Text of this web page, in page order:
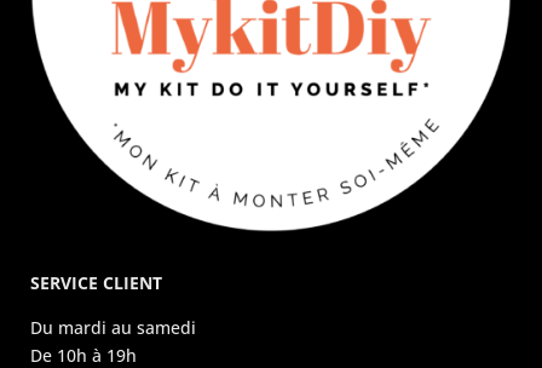
SERVICE CLIENT
Du mardi au samedi
De 10h à 19h